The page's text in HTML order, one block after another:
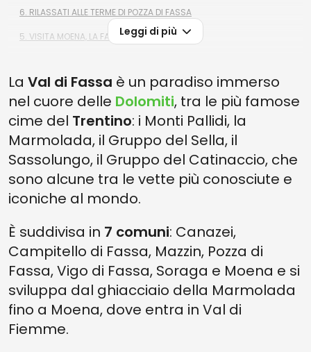
6. RILASSATI ALLE TERME DI POZZA DI FASSA
5. VISITA MOENA, LA FATA DELLE DOLOMITI
3. AMMIRA I COLORI CANGIANTI DEL LAGO DI CAREZZA
2. CONCEDITI UNA VACANZA ALL'INSEGNA DELLO SPORT
1. DEGUSTA I PRODOTTI TIPICI DELL'ENOGASTRONOMIA LOCALE
Leggi di più
La Val di Fassa è un paradiso immerso
nel cuore delle Dolomiti, tra le più famose
cime del Trentino: i Monti Pallidi, la
Marmolada, il Gruppo del Sella, il
Sassolungo, il Gruppo del Catinaccio, che
sono alcune tra le vette più conosciute e
iconiche al mondo.
È suddivisa in 7 comuni: Canazei,
Campitello di Fassa, Mazzin, Pozza di
Fassa, Vigo di Fassa, Soraga e Moena e si
sviluppa dal ghiacciaio della Marmolada
fino a Moena, dove entra in Val di
Fiemme.